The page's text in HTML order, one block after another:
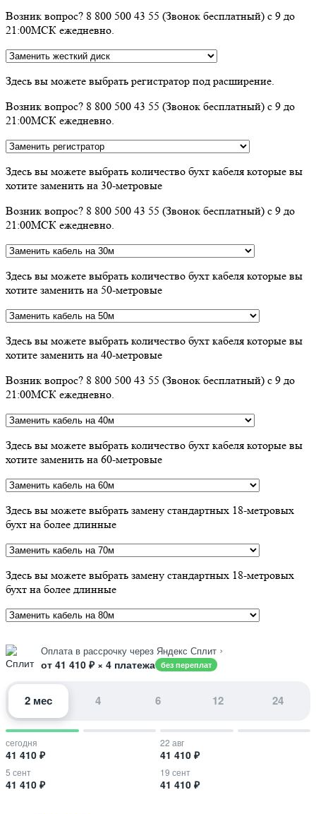
Возник вопрос? 8 800 500 43 55 (Звонок бесплатный) с 9 до
21:00МСК ежедневно.
Здесь вы можете выбрать регистратор под расширение.
Возник вопрос? 8 800 500 43 55 (Звонок бесплатный) с 9 до
21:00МСК ежедневно.
Здесь вы можете выбрать количество бухт кабеля которые вы
хотите заменить на 30-метровые
Возник вопрос? 8 800 500 43 55 (Звонок бесплатный) с 9 до
21:00МСК ежедневно.
Здесь вы можете выбрать количество бухт кабеля которые вы
хотите заменить на 50-метровые
Здесь вы можете выбрать количество бухт кабеля которые вы
хотите заменить на 40-метровые
Возник вопрос? 8 800 500 43 55 (Звонок бесплатный) с 9 до
21:00МСК ежедневно.
Здесь вы можете выбрать количество бухт кабеля которые вы
хотите заменить на 60-метровые
Здесь вы можете выбрать замену стандартных 18-метровых
бухт на более длинные
Здесь вы можете выбрать замену стандартных 18-метровых
бухт на более длинные
Оплата в рассрочку через Яндекс Сплит ›
от 41 410 ₽ × 4 платежа без переплат
2 мес 4 6 12 24
сегодня
41 410 ₽
22 авг
41 410 ₽
5 сент
41 410 ₽
19 сент
41 410 ₽